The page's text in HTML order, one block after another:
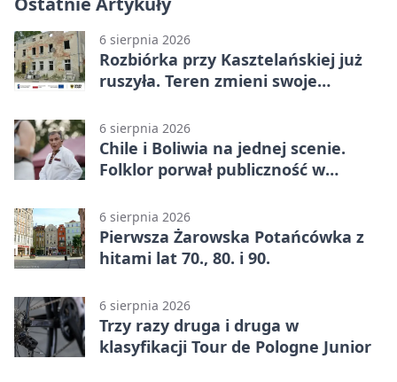
6 sierpnia 2026
Rozbiórka przy Kasztelańskiej już
ruszyła. Teren zmieni swoje
6 sierpnia 2026
Chile i Boliwia na jednej scenie.
Folklor porwał publiczność w
6 sierpnia 2026
Pierwsza Żarowska Potańcówka z
hitami lat 70., 80. i 90.
6 sierpnia 2026
Trzy razy druga i druga w
klasyfikacji Tour de Pologne Junior